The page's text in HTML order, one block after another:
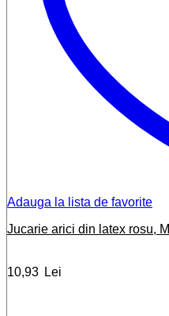
Adauga la lista de favorite
Jucarie arici din latex rosu,
10,93 Lei